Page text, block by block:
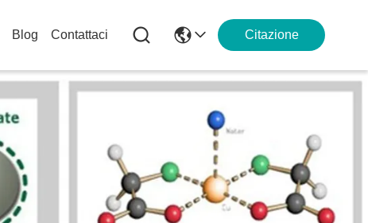
Blog Contattaci Citazione